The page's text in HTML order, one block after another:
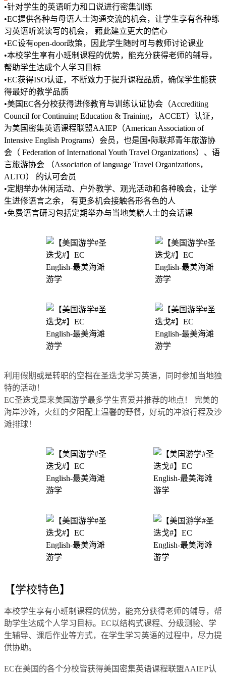
•针对学生的英语听力和口说进行密集训练
•EC提供各种与母语人士沟通交流的机会，让学生享有各种练
习英语听说读写的机会， 藉此建立更大的信心
•EC设有open-door政策，因此学生随时可与教师讨论课业
•本校学生享有小班制课程的优势，能充分获得老师的辅导，
帮助学生达成个人学习目标
•EC获得ISO认证，不断致力于提升课程品质，确保学生能获
得最好的教学品质
•美国EC各分校获得进修教育与训练认证协会（Accrediting
Council for Continuing Education & Training， ACCET）认证，
为美国密集英语课程联盟AAIEP（American Association of
Intensive English Programs）会员，也是国•际联邦青年旅游协
会（ Federation of International Youth Travel Organizations）、语
言旅游协会 （Association of language Travel Organizations，
ALTO） 的认可会员
•定期举办休闲活动、户外教学、观光活动和各种晚会，让学
生进修语言之余， 有更多机会接触各形各色的人
•免费语言研习包括定期举办与当地美籍人士的会话课
利用假期或是转职的空档在圣迭戈学习英语，同时参加当地独
特的活动！
EC圣迭戈是来美国游学最多学生喜爱并推荐的地点！ 完美的
海岸沙滩，火红的夕阳配上温馨的野餐，好玩的冲浪行程及沙
滩排球！
【学校特色】
本校学生享有小班制课程的优势，能充分获得老师的辅导，帮
助学生达成个人学习目标。EC以结构式课程、分级测验、学
生辅导、课后作业等方式，在学生学习英语的过程中，尽力提
供协助。
EC在美国的各个分校皆获得美国密集英语课程联盟AAIEP认